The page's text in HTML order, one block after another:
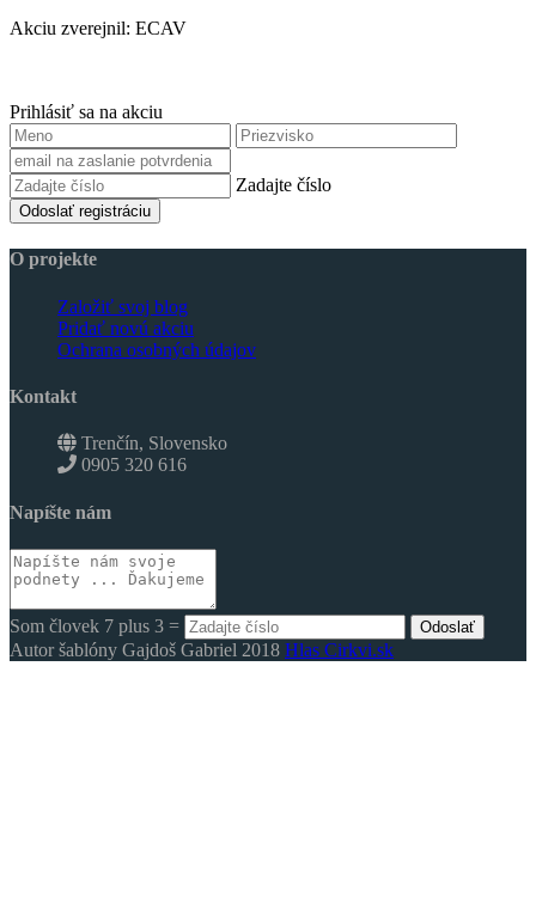
Akciu zverejnil: ECAV
Prihlásiť sa na akciu
Zadajte číslo
Odoslať registráciu
O projekte
Založiť svoj blog
Pridať novú akciu
Ochrana osobných údajov
Kontakt
Trenčín, Slovensko
0905 320 616
Napíšte nám
Som človek 7 plus 3 = Odoslať
Autor šablóny Gajdoš Gabriel 2018 Hlas Cirkvi.sk